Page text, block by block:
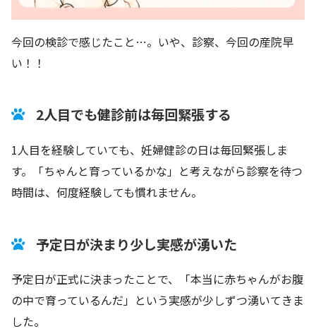
今回の検診で感じたこと…。いや、診察、今回の産院早
い！！
2人目でも健診前は毎回緊張する
1人目を経験していても、妊婦健診の日は毎回緊張しま
す。「ちゃんと育っているかな」と考えながら診察を待つ
時間は、何度経験しても慣れません。
予定日が決まり少し実感が湧いた
予定日が正式に決まったことで、「本当に赤ちゃんがお腹
の中で育っているんだ」という実感が少しずつ湧いてきま
した。